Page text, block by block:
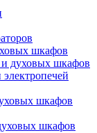
шкафов
духовых шкафов
шкафов
шкафов